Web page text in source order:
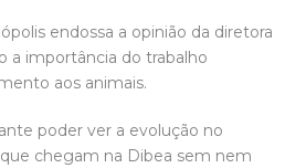
endossa a opinião da diretora
a importância do trabalho
aos animais.
poder ver a evolução no
chegam na Dibea sem nem